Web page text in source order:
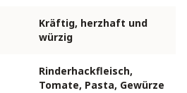
Kräftig, herzhaft und
würzig
Rinderhackfleisch,
Tomate, Pasta, Gewürze